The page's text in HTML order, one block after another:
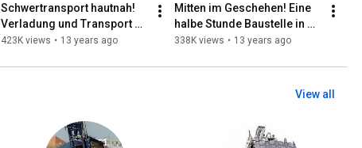
Schwertransport hautnah!
Verladung und Transport
des Liebherr Seilbaggers
423K views • 13 years ago
Mitten im Geschehen! Eine
halbe Stunde Baustelle in
Erding bei München
338K views • 13 years ago
View all